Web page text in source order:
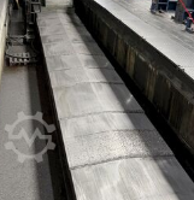
1900 tpm 21 stappen
Motorvermogen 11
Volt, 50 Hz, 15 kW -
via
en
centrale klemming -
- Zonder
-